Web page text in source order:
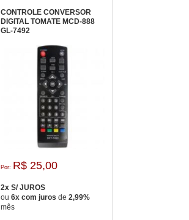
CONTROLE CONVERSOR
DIGITAL TOMATE MCD-888
GL-7492
Por: R$ 25,00
2x S/ JUROS
ou 6x com juros de 2,99%
mês